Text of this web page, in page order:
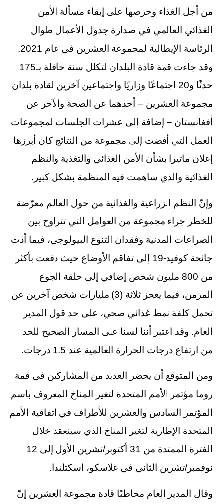
من أجل الغذاء وحرصها على إبقاء مسألة الأمن
الغذائي العالمي في صدارة جدول الأعمال طوال
الرئاسة الإيطالية لمجموعة العشرين في عام 2021.
وقد جاءت قمة قادة البلدان لتكلل سنة حافلة بـ175
حدثًا و20 اجتماعًا وزاريًا واجتماعين آخرين لقادة بلدان
مجموعة العشرين – أحدهما عن الصحة والآخر عن
أفغانستان – إضافة إلى عشرات الجلسات لمجموعات
العمل التي أفضت إلى مجموعة من النتائج كان أبرزها
إعلان ماتيرا بشأن الأمن الغذائي والتغذية والنظم
الغذائية والذي ساهمت فيه المنظمة بشكل كبير.
وإنّ النظم الزراعية والغذائية من حول العالم معرّضة
للخطر جراء مجموعة من العوامل التي تتراوح بين
الصراعات المدنية وفقدان التنوع البيولوجي، فيما أدت
جائحة كوفيد-19 إلى تفاقم الأوضاع حيث دفعت بأكثر
من 800 مليون شخص إضافي إلى حلقة الجوع
المزمن، فيما يعجز ثلاثة (3) مليارات شخص آخرين عن
تحمل كلفة نمط غذائي صحي، على حد قول المدير
العام. وقد اعتبر أننا لسنا على المسار الصحيح للحد
من ارتفاع درجات الحرارة العالمية عند 1.5 درجات.
ومن المتوقع أن يحضر العديد من المشاركين في قمة
روما مؤتمر الأمم المتحدة لتغير المناخ المعروف باسم
المؤتمر السادس والعشرين للأطراف في اتفاقية الأمم
المتحدة الإطارية لتغير المناخ الذي سينعقد خلال
الفترة الممتدة من 31 أكتوبر/تشرين الأول إلى 12
نوفمبر/تشرين الثاني في غلاسكو، اسكتلندا.
وقال المدير العام مخاطبًا قادة مجموعة العشرين إنّ